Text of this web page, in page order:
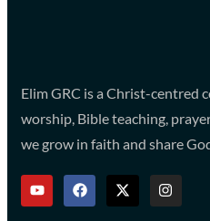
Elim GRC is a Christ-centred
worship, Bible teaching,
we grow in faith and share